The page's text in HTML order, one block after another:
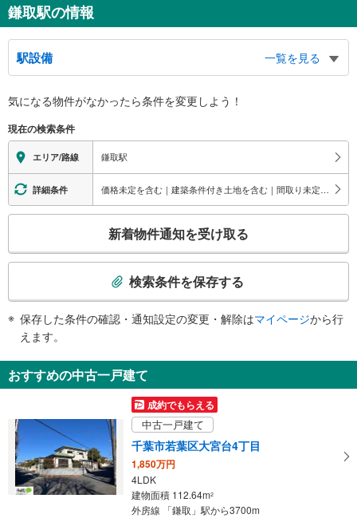
鎌取駅の情報
駅設備
一覧を見る
※段差なしでの移動経路
地上⇔改札⇔ホーム：○
エレベータ
・ホーム⇔改札
・改札⇔北口
・改札⇔南口
エスカレータ
トイレ
その他
・点字運賃表
気になる物件がなかったら条件を変更しよう！
現在の検索条件
エリア/路線 鎌取駅
詳細条件 価格未定を含む｜建築条件付き土地を含む｜間取り未定を含む｜小学校まで1km以内
検
知
を
け
取
る
・
条
新着物件通知を受け取る
検索条件を保存する
保存した条件の確認・通知設定の変更・解除はマイページから行
えます。
おすすめの中古一戸建て
成約でもらえる
中古一戸建て
千葉市若葉区大宮台4丁目
1,850万円
4LDK
建物面積 112.64m2
外房線 「鎌取」駅から3700m